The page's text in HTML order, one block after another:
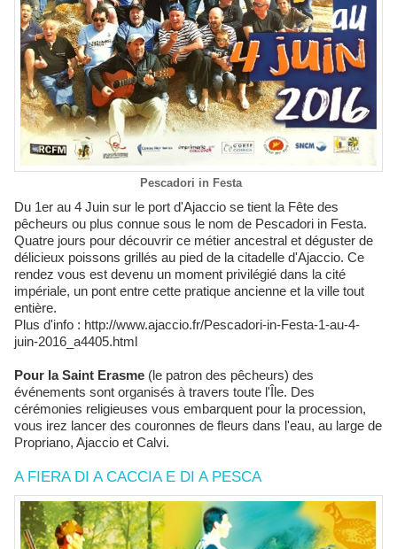
Pescadori in Festa
Du 1er au 4 Juin sur le port d'Ajaccio se tient la Fête des
pêcheurs ou plus connue sous le nom de Pescadori in Festa.
Quatre jours pour découvrir ce métier ancestral et déguster de
délicieux poissons grillés au pied de la citadelle d'Ajaccio. Ce
rendez vous est devenu un moment privilégié dans la cité
impériale, un pont entre cette pratique ancienne et la ville tout
entière.
Plus d'info : http://www.ajaccio.fr/Pescadori-in-Festa-1-au-4-
juin-2016_a4405.html
Pour la Saint Erasme (le patron des pêcheurs) des
événements sont organisés à travers toute l'Île. Des
cérémonies religieuses vous embarquent pour la procession,
vous irez lancer des couronnes de fleurs dans l'eau, au large de
Propriano, Ajaccio et Calvi.
A FIERA DI A CACCIA E DI A PESCA